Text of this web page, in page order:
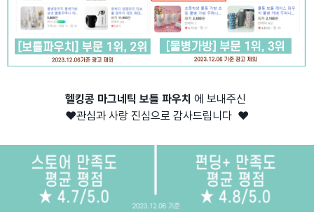
헬킹콩 마그네틱 보틀 파우치 에 보내주신
❤️관심과 사랑 진심으로 감사드립니다 ❤️